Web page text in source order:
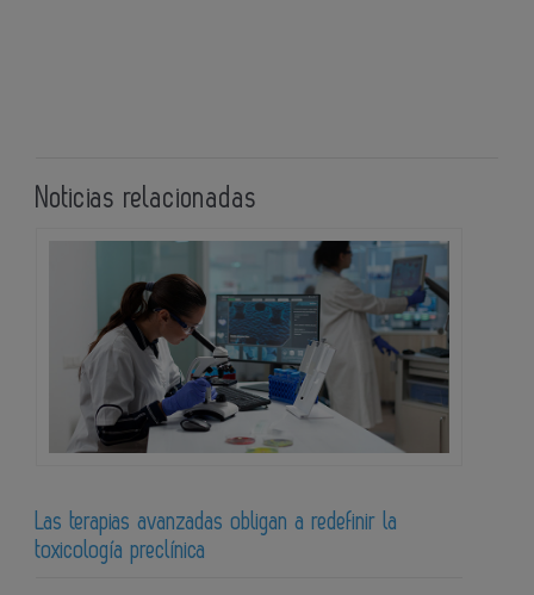
Noticias relacionadas
Las terapias avanzadas obligan a redefinir la
toxicología preclínica